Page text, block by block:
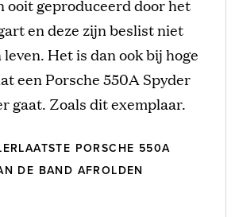
ooit geproduceerd door het
en deze zijn beslist niet
Het is dan ook bij hoge
een Porsche 550A Spyder
gaat. Zoals dit exemplaar.
PORSCHE 550A
DE BAND AFROLDEN